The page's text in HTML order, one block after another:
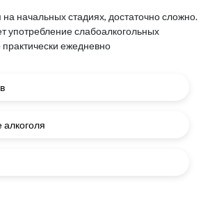
начальных стадиях, достаточно сложно.
употребление слабоалкогольных
ежедневно
алкоголя